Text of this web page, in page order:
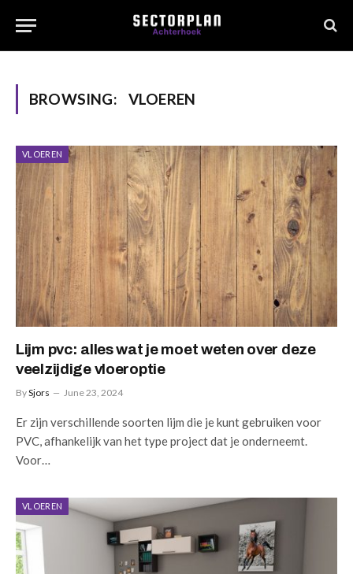
BROWSING: VLOEREN
VLOEREN
Lijm pvc: alles wat je moet weten over deze
veelzijdige vloeroptie
BySjors June 23, 2024
Er zijn verschillende soorten lijm die je kunt gebruiken voor
PVC, afhankelijk van het type project dat je onderneemt.
Voor…
VLOEREN